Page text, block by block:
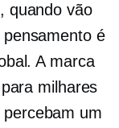
quando vão
é
A marca
milhares
um